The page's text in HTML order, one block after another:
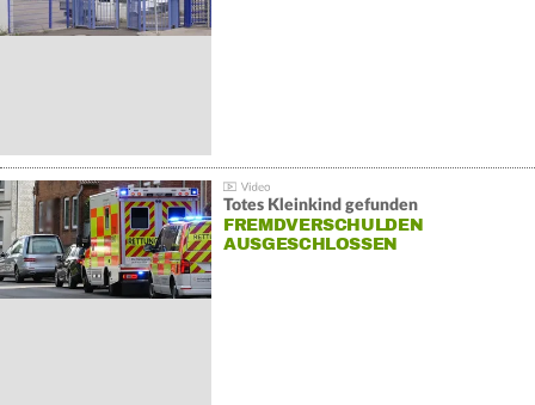
Totes Kleinkind gefunden
FREMDVERSCHULDEN
AUSGESCHLOSSEN